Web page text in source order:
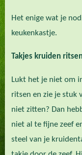
Het enige wat je
keukenkastje.
Takjes kruiden
Lukt het je niet om
ritsen en zie je stuk
niet zitten? Dan
niet al te fijne zeef
steel van je